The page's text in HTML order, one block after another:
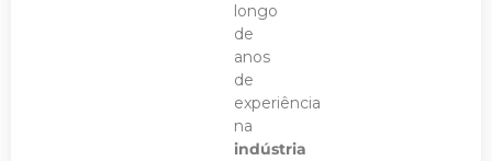
longo
de
anos
de
experiência
na
indústria